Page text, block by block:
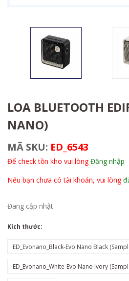
LOA BLUETOOTH
NANO)
MÃ SKU: ED_6543
Để check tồn kho vui lòngĐăng nhập
Nếu bạn chưa có tài khoản, vui lòng
Đang cập nhật
Kích thước:
ED_Evonano_Black-Evo Nano Black
ED_Evonano_White-Evo Nano Ivory